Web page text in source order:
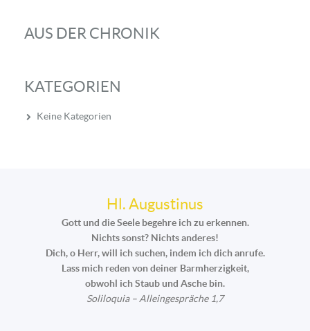
AUS DER CHRONIK
KATEGORIEN
Keine Kategorien
Hl. Augustinus
Gott und die Seele begehre ich zu erkennen.
Nichts sonst? Nichts anderes!
Dich, o Herr, will ich suchen, indem ich dich anrufe.
Lass mich reden von deiner Barmherzigkeit,
obwohl ich Staub und Asche bin.
Soliloquia – Alleingespräche 1,7